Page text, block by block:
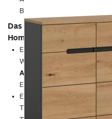
Bedeutung.
Das Arbeitszimmer: die
Homeoffice
Ein passend möbliertes
Wänden
ermöglicht
Arbeiten.Hier kommt es vor
Ergonomie an.
Ein
bietet viel
Telefon und Unterlagen.